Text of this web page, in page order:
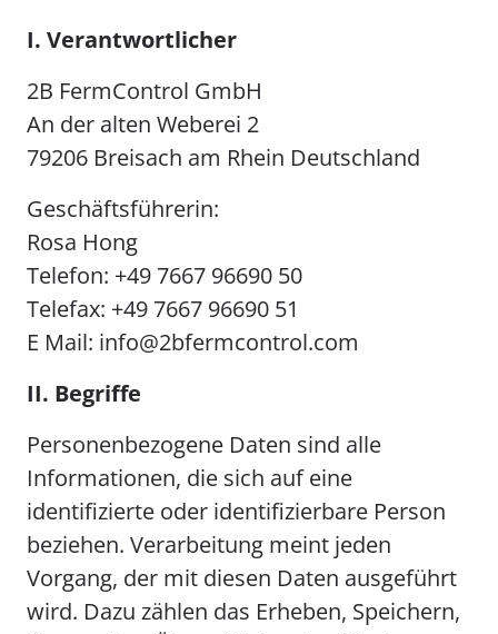
I. Verantwortlicher
2B FermControl GmbH
An der alten Weberei 2
79206 Breisach am Rhein Deutschland
Geschäftsführerin:
Rosa Hong
Telefon: +49 7667 96690 50
Telefax: +49 7667 96690 51
E Mail: info@2bfermcontrol.com
II. Begriffe
Personenbezogene Daten sind alle
Informationen, die sich auf eine
identifizierte oder identifizierbare Person
beziehen. Verarbeitung meint jeden
Vorgang, der mit diesen Daten ausgeführt
wird. Dazu zählen das Erheben, Speichern,